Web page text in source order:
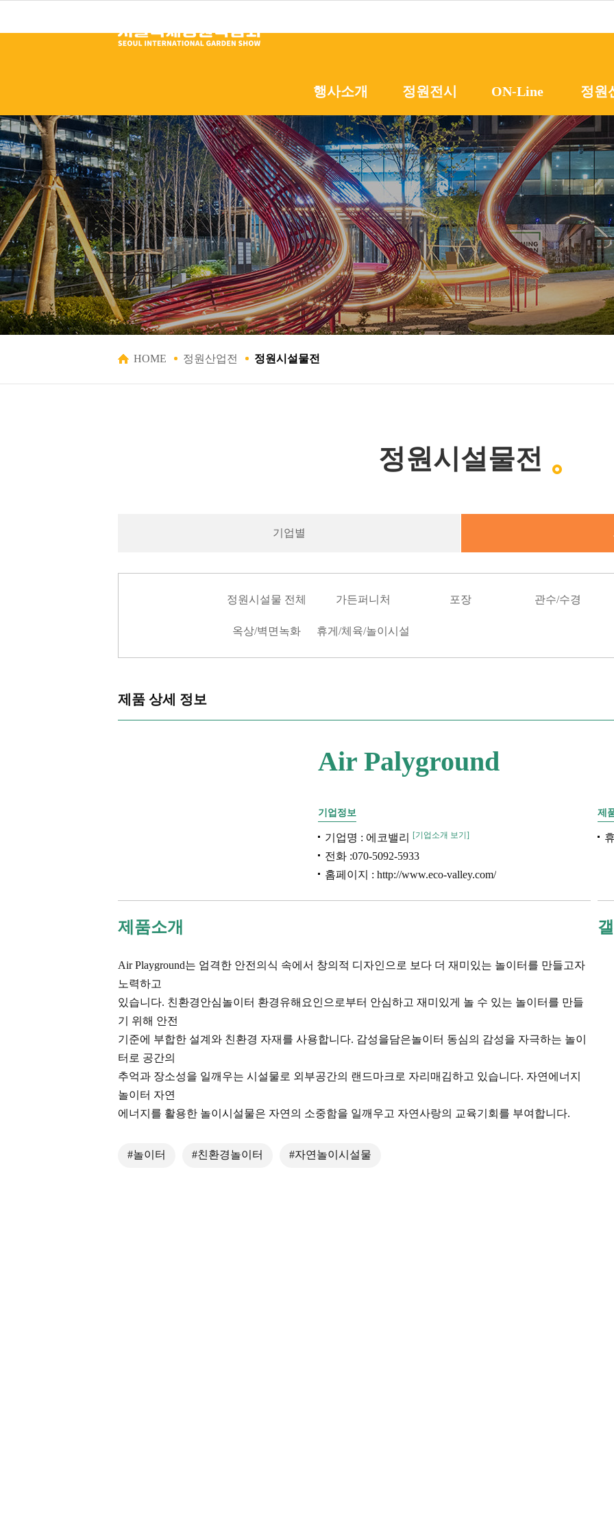
행사소개
행사개요
조직위원회
지난행사
공지사항
정원전시
초청정원
작가정원
학생정원
동네정원
팝업가든
ON-Line
프로그램
시민참여
정원
온라
정원
해외
서울
HOME 정원산업전 정원시설물전
정원시설물전
기업별
정원시설물 전체 가든퍼니처 포장 관수/수경
옥상/벽면녹화 휴게/체육/놀이시설
제품 상세 정보
제
명
Air Palyground
기업정보
기업명 : 에코밸리 [기업소개 보기]
전화 :070-5092-5933
홈페이지 : http://www.eco-valley.com/
제
제품소개
Air Playground는 엄격한 안전의식 속에서 창의적 디자인으로 보다 더 재미있는 놀이터를 만들고자
노력하고
있습니다. 친환경안심놀이터 환경유해요인으로부터 안심하고 재미있게 놀 수 있는 놀이터를 만들
기 위해 안전
기준에 부합한 설계와 친환경 자재를 사용합니다. 감성을담은놀이터 동심의 감성을 자극하는 놀이
터로 공간의
추억과 장소성을 일깨우는 시설물로 외부공간의 랜드마크로 자리매김하고 있습니다. 자연에너지
놀이터 자연
에너지를 활용한 놀이시설물은 자연의 소중함을 일깨우고 자연사랑의 교육기회를 부여합니다.
#놀이터 #친환경놀이터 #자연놀이시설물